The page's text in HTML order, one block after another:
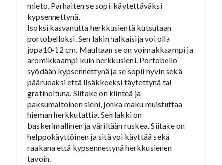
mieto. Parhaiten se sopii käytettäväksi
kypsennettynä.
Isoksi kasvanutta herkkusientä kutsutaan
portobelloksi. Sen lakin halkaisija voi olla
jopa10-12 cm. Maultaan se on voimakkaampi ja
aromikkaampi kuin herkkusieni. Portobello
syödään kypsennettynä ja se sopii hyvin sekä
pääruoaksi että lisäkkeeksi täytettynä tai
gratinoituna. Siitake on kiinteä ja
paksumaltoinen sieni, jonka maku muistuttaa
hieman herkkutattia. Sen lakki on
baskerimallinen ja väriltään ruskea. Siitake on
helppokäyttöinen ja sitä voi käyttää sekä
raakana että kypsennettynä herkkusienen
tavoin.